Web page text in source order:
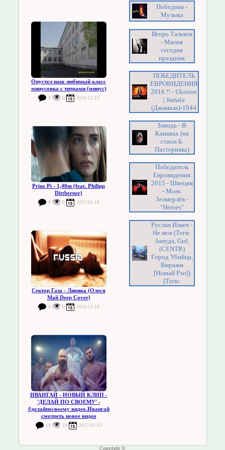
Опустел наш любимый класс
минусовка с титрами (минус)
0 0 2016-12-19
Prinz Pi - 1,40m (feat. Philipp
Dittberner)
0 0 2017-01-18
Сектор Газа - Лирика (Олеся
Май Deep Cover)
0 0 2016-12-18
ИВАНГАЙ - НОВЫЙ КЛИП -
'ДЕЛАЙ ПО СВОЕМУ' -
#делайпосвоему видео.Ивангай
смотреть новое видео
19 19 2017-01-13
Победная -
Музыка
Игорь Тальков
- Милая
сегодня
праздник
ПОБЕДИТЕЛЬ
ЕВРОВИДЕНИЯ
2016 !! - Ukraine
| Jamala
(Джамала)-1944
Заводь - В
Канавах (на
стихи Б.
Пастернака)
Победитель
Евровидения
2015 - Швеция
- Монс
Зелмерлёв -
"Heroes"
Руслан Илаев -
Не моя (Теги:
Зануда, Guf,
(CENTR)
Город Убийца,
Виражи
[Новый Рэп])
[Теги:
Copyright ©